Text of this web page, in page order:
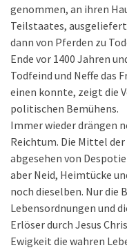
genommen, an ihren
Teilstaates,
dann von Pferden zu
Ende vor 1400 Jahren
Todfeind und Neffe das
einen konnte, zeigt die
politischen Bemühens.
Immer wieder drängen
Reichtum. Die Mittel
abgesehen von
aber Neid, Heimtücke
noch dieselben. Nur
Lebensordnungen und
Erlöser durch Jesus
Ewigkeit die wahren